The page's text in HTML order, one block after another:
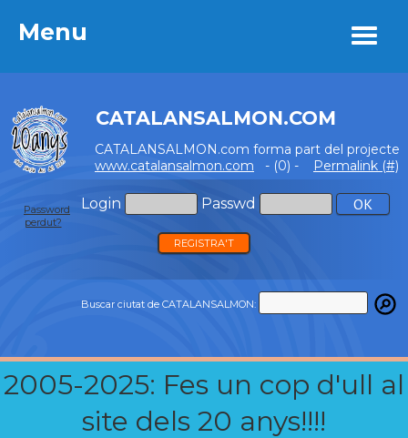
Menu
CATALANSALMON.COM
CATALANSALMON.com forma part del projecte
www.catalansalmon.com - (0) - Permalink (#)
Login Passwd
Password
perdut?
REGISTRA'T
Buscar ciutat de CATALANSALMON:
2005-2025: Fes un cop d'ull al
site dels 20 anys!!!!
Menu